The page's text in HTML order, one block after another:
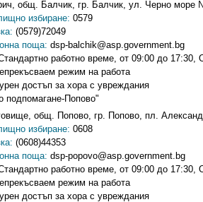
общ. Балчик, гр. Балчик, ул. Черно море
избиране: 0579
(0579)72049
поща: dsp-balchik@asp.government.bg
работно време, от 09:00 до
режим на работа
достъп за хора с увреждания
подпомагане-Попово"
общ. Попово, гр. Попово, пл.
избиране: 0608
(0608)44353
поща: dsp-popovo@asp.government.bg
работно време, от 09:00 до
режим на работа
достъп за хора с увреждания